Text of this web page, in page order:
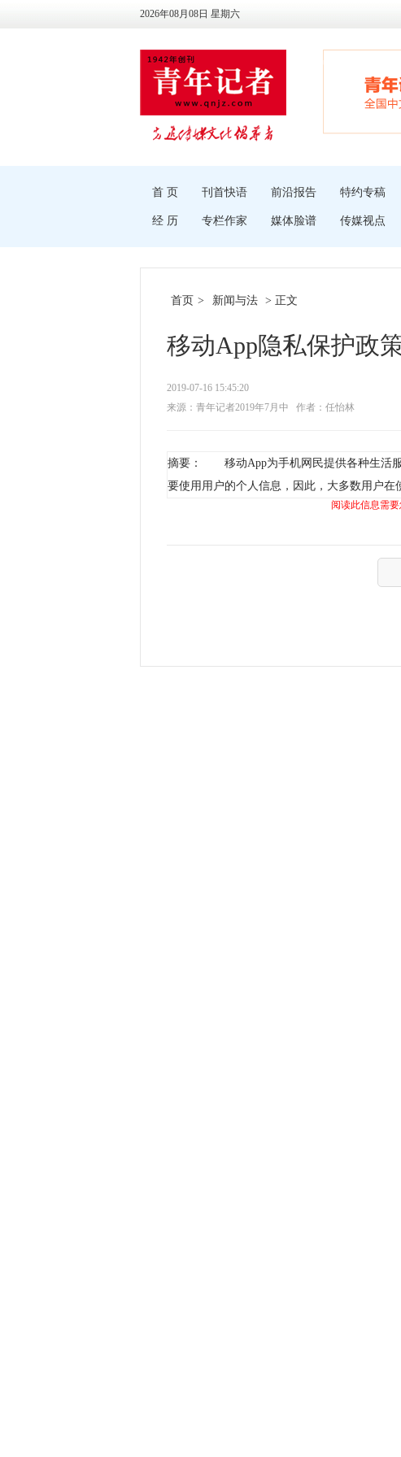
2026年08月08日 星期六
首 页 刊首快语 前沿报告 特约专稿
经 历 专栏作家 媒体脸谱 传媒视点
首页 > 新闻与法 > 正文
移动App隐私保护政
2019-07-16 15:45:20
来源：青年记者2019年7月中
作者：任怡林
摘要： 移动App为手机网民提供各种生活服
要使用用户的个人信息，因此，大多数用户在
阅读此信息需